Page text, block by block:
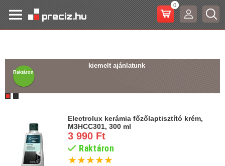
0
Raktáron
kiemelt ajánlatunk
Electrolux kerámia főzőlaptisztító krém,
M3HCC301, 300 ml
3 990 Ft
Raktáron
★★★★★